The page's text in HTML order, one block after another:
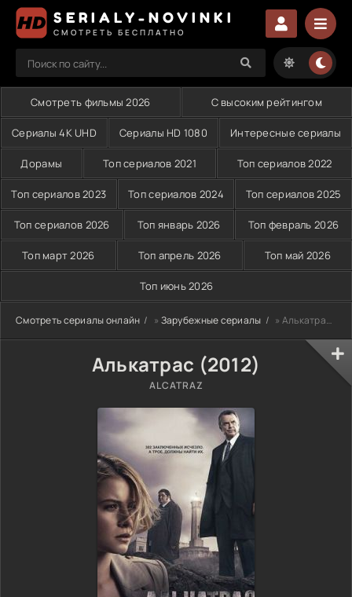
SERIALY-NOVINKI
СМОТРЕТЬ БЕСПЛАТНО
Смотреть фильмы 2026 С высоким рейтингом
Сериалы 4K UHD Сериалы HD 1080 Интересные сериалы
Дорамы Топ сериалов 2021 Топ сериалов 2022
Топ сериалов 2023 Топ сериалов 2024 Топ сериалов 2025
Топ сериалов 2026 Топ январь 2026 Топ февраль 2026
Топ март 2026 Топ апрель 2026 Топ май 2026
Топ июнь 2026
Смотреть сериалы онлайн » Зарубежные сериалы » Алькатрас (2012)
Алькатрас (2012)
ALCATRAZ